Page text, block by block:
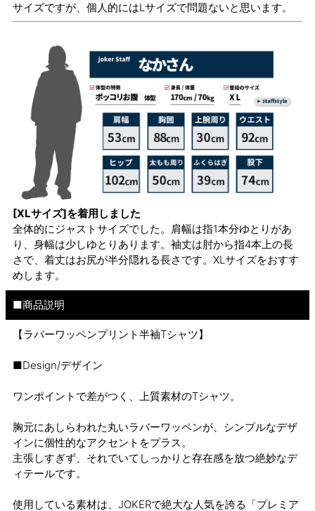
サイズですが、個人的にはLサイズで問題ないと思います。
[XLサイズ]を着用しました
全体的にジャストサイズでした。肩幅は指1本分ゆとりがあ
り、身幅は少しゆとりあります。袖丈は肘から指4本上の長
さで、着丈はお尻が半分隠れる長さです。XLサイズをおすす
めします。
■商品説明
【ラバーワッペンプリント半袖Tシャツ】
■Design/デザイン
ワンポイントで差がつく、上質素材のTシャツ。
胸元にあしらわれた丸いラバーワッペンが、シンプルなデザ
インに個性的なアクセントをプラス。
主張しすぎず、それでいてしっかりと存在感を放つ絶妙なデ
ィテールです。
使用している素材は、JOKERで絶大な人気を誇る「プレミア